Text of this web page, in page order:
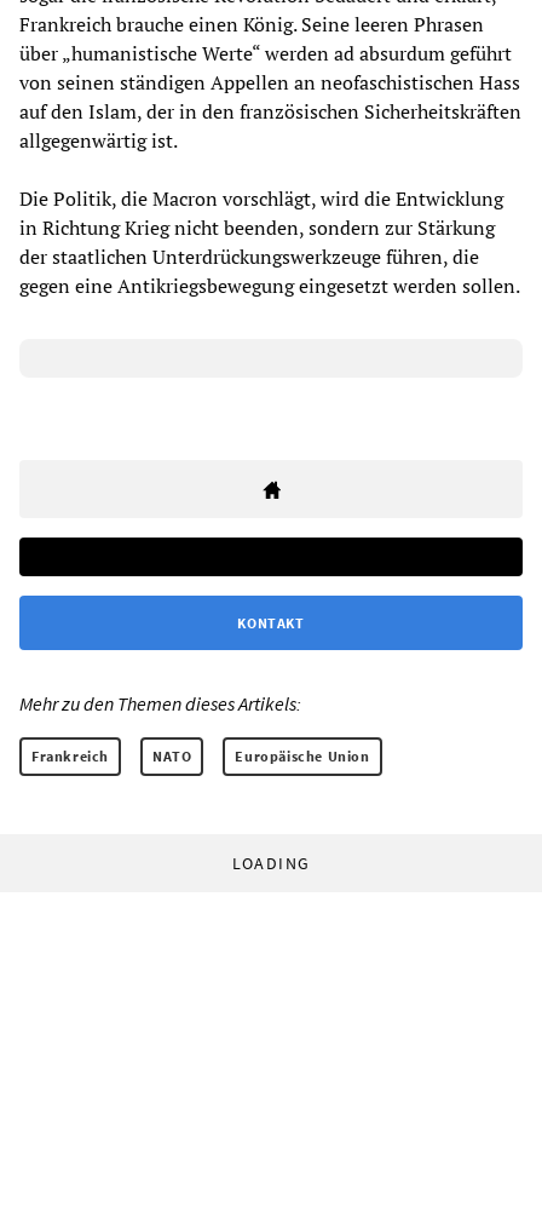
Frankreich brauche einen König. Seine leeren Phrasen
über „humanistische Werte“ werden ad absurdum geführt
von seinen ständigen Appellen an neofaschistischen Hass
auf den Islam, der in den französischen Sicherheitskräften
allgegenwärtig ist.
Die Politik, die Macron vorschlägt, wird die Entwicklung
in Richtung Krieg nicht beenden, sondern zur Stärkung
der staatlichen Unterdrückungswerkzeuge führen, die
gegen eine Antikriegsbewegung eingesetzt werden sollen.
KONTAKT
Mehr zu den Themen dieses Artikels:
Frankreich NATO Europäische Union
LOADING